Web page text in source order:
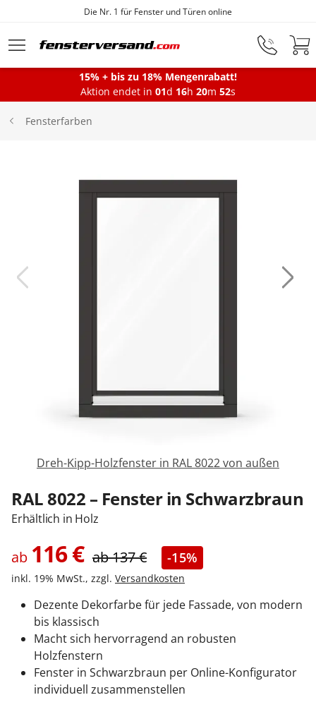
Zum Hauptinhalt springen
für Fenster und Türen online
Montageservice
Balkontüren
Zäune & Tore
Kontakt / Hilfe
15% + bis zu 18% Mengenrabatt!
Aktion endet in 01d 16h 20m 52s
Fensterfarben
Dreh-Kipp-Holzfenster in RAL 8022 von außen
RAL 8022 – Fenster in Schwarzbraun
Erhältlich in Holz
ab 116€ ab137€ -15%
inkl. 19% MwSt., zzgl. Versandkosten
Dezente Dekorfarbe für jede Fassade, von modern
bis klassisch
Macht sich hervorragend an robusten
Holzfenstern
Fenster in Schwarzbraun per Online-Konfigurator
individuell zusammenstellen